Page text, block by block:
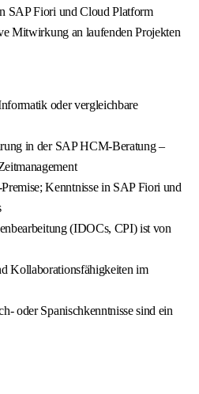
SAP Fiori und Cloud Platform
Mitwirkung an laufenden Projekten
oder vergleichbare
in der SAP HCM-Beratung –
Kenntnisse in SAP Fiori und
(IDOCs, CPI) ist von
Kollaborationsfähigkeiten im
oder Spanischkenntnisse sind ein